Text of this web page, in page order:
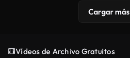
Cargar más
Vídeos de Archivo Gratuitos